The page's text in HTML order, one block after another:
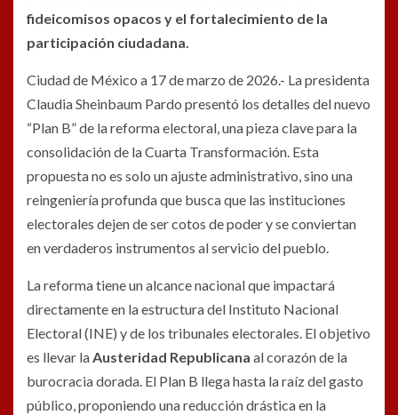
fideicomisos opacos y el fortalecimiento de la
participación ciudadana.
Ciudad de México a 17 de marzo de 2026.- La presidenta
Claudia Sheinbaum Pardo presentó los detalles del nuevo
“Plan B” de la reforma electoral, una pieza clave para la
consolidación de la Cuarta Transformación. Esta
propuesta no es solo un ajuste administrativo, sino una
reingeniería profunda que busca que las instituciones
electorales dejen de ser cotos de poder y se conviertan
en verdaderos instrumentos al servicio del pueblo.
La reforma tiene un alcance nacional que impactará
directamente en la estructura del Instituto Nacional
Electoral (INE) y de los tribunales electorales. El objetivo
es llevar la Austeridad Republicana al corazón de la
burocracia dorada. El Plan B llega hasta la raíz del gasto
público, proponiendo una reducción drástica en la